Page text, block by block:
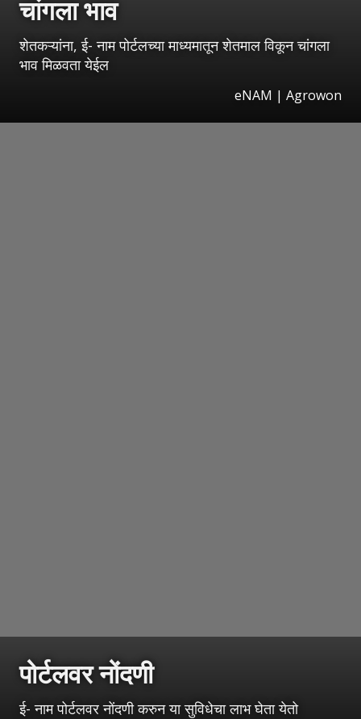
चांगला भाव
शेतकऱ्यांना, ई- नाम पोर्टलच्या माध्यमातून शेतमाल विकून चांगला
भाव मिळवता येईल
eNAM | Agrowon
पोर्टलवर नोंदणी
ई- नाम पोर्टलवर नोंदणी करुन या सुविधेचा लाभ घेता येतो